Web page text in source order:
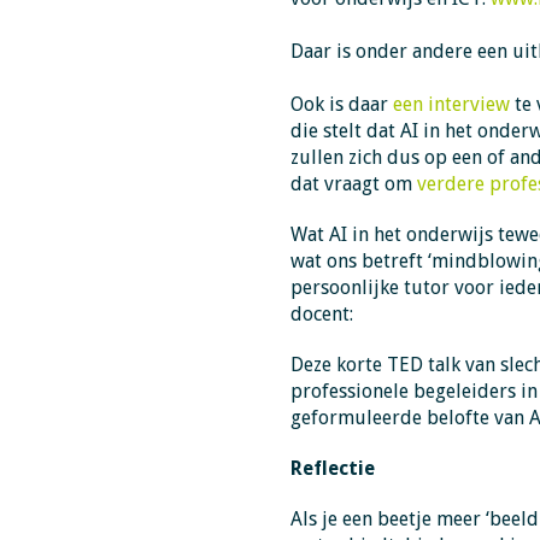
Daar is onder andere een
Ook is daar een interview te
die stelt dat AI in het
zullen zich dus op een of
dat vraagt om verdere
Wat AI in het onderwijs
wat ons betreft
persoonlijke tutor voor
docent:
Deze korte TED talk van
professionele begeleiders
geformuleerde belofte van
Reflectie
Als je een beetje meer